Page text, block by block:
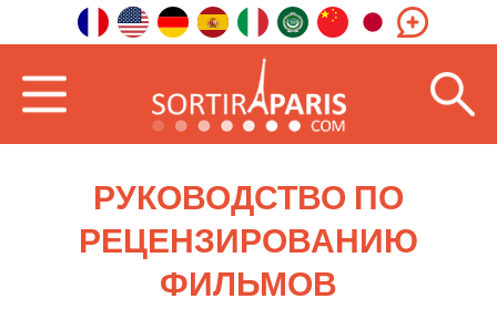
РУКОВОДСТВО ПО
РЕЦЕНЗИРОВАНИЮ
ФИЛЬМОВ